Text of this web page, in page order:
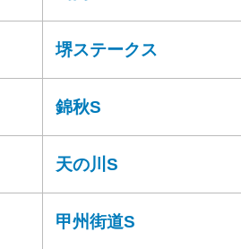
堺ステークス
錦秋S
天の川S
甲州街道S